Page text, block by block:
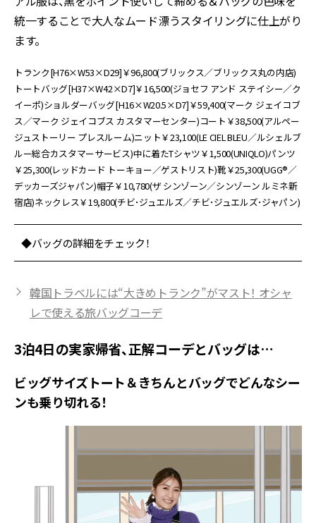
統一することで大人なムード漂うスタイリングに仕上がり
ます。
トランク[H76×W53×D29]￥96,800(ブリックス／ブリックス丸の内店)
トートバッグ[H37×W42×D7]￥16,500(ジョセフ アンド ステイシー／ク
イーポ)ショルダーバッグ[H16×W20.5×D7]￥59,400(マーク ジェイコブ
ス／マーク ジェイコブス カスタマーセンター)コート￥38,500(アルペー
ジュストーリー プレスルーム)ニット￥23,100(LE CIEL BLEU／ルシェルブ
ルー総合カスタマーサービス)中に着たTシャツ￥1,500(UNIQLO)パンツ
￥25,300(レッドカード トーキョー／ゲストリスト)靴￥25,300(UGG®︎／
デッカーズジャパン)帽子￥10,780(ザ シンゾーン／シンゾーン ルミネ新
宿店)ネックレス￥19,800(チビ･ジュエルズ／チビ･ジュエルズ･ジャパン)
◆バッグの詳細をチェック！
韓国トラベルには“大きめトランク”がマスト！ オシャ
レで使える旅バッグコーデ
3泊4日の実家帰省、正解コーデとバッグは…
ビッグサイズトート＆きちんとバッグでどんなシー
ンも乗り切れる！